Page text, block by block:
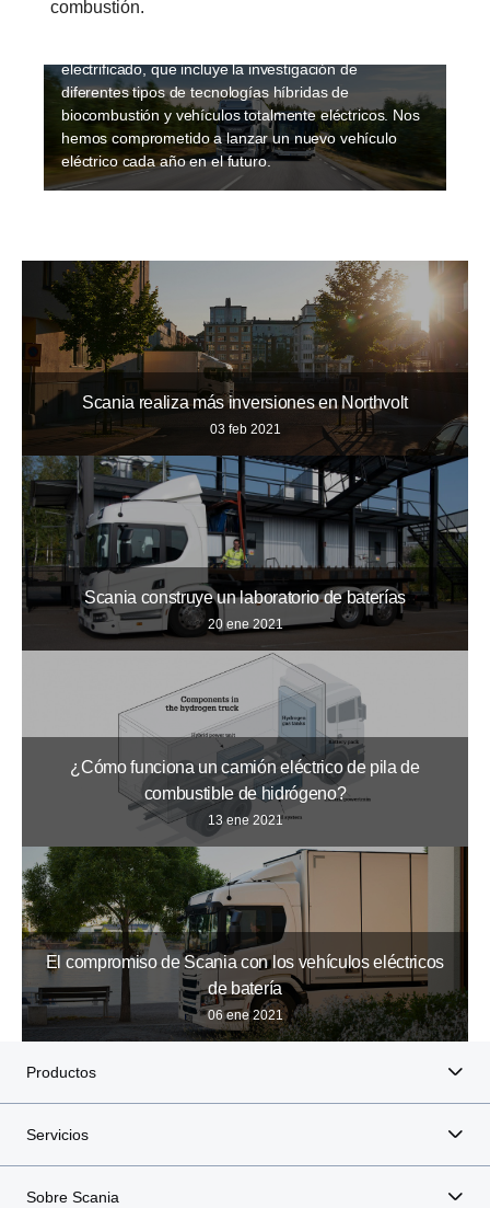
combustión.
electrificado, que incluye la investigación de
diferentes tipos de tecnologías híbridas de
biocombustión y vehículos totalmente eléctricos. Nos
hemos comprometido a lanzar un nuevo vehículo
eléctrico cada año en el futuro.
Scania realiza más inversiones en Northvolt
03 feb 2021
Scania construye un laboratorio de baterías
20 ene 2021
¿Cómo funciona un camión eléctrico de pila de
combustible de hidrógeno?
13 ene 2021
El compromiso de Scania con los vehículos eléctricos
de batería
06 ene 2021
Productos
Servicios
Sobre Scania